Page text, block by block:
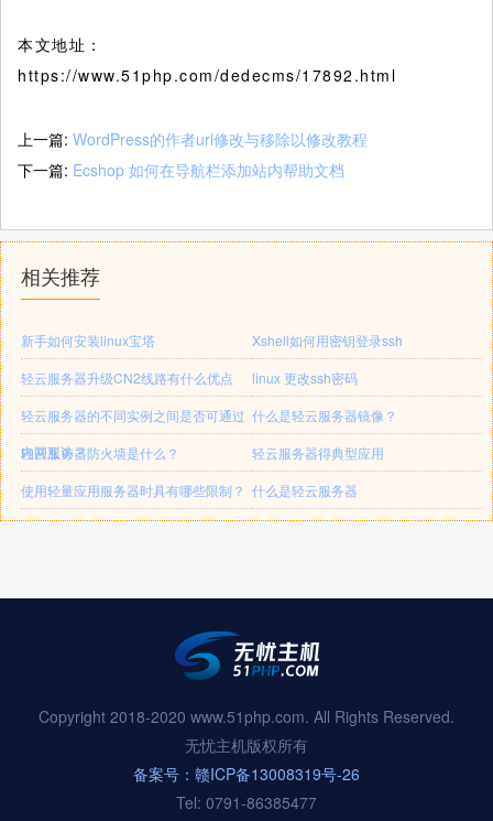
本文地址：
https://www.51php.com/dedecms/17892.html
上一篇: WordPress的作者url修改与移除以修改教程
下一篇: Ecshop 如何在导航栏添加站内帮助文档
相关推荐
新手如何安装linux宝塔
Xshell如何用密钥登录ssh
轻云服务器升级CN2线路有什么优点
linux 更改ssh密码
轻云服务器的不同实例之间是否可通过
内网互访？
什么是轻云服务器镜像？
轻云服务器防火墙是什么？
轻云服务器得典型应用
使用轻量应用服务器时具有哪些限制？ 什么是轻云服务器
Copyright 2018-2020 www.51php.com. All Rights Reserved.
无忧主机版权所有
备案号：赣ICP备13008319号-26
Tel: 0791-86385477